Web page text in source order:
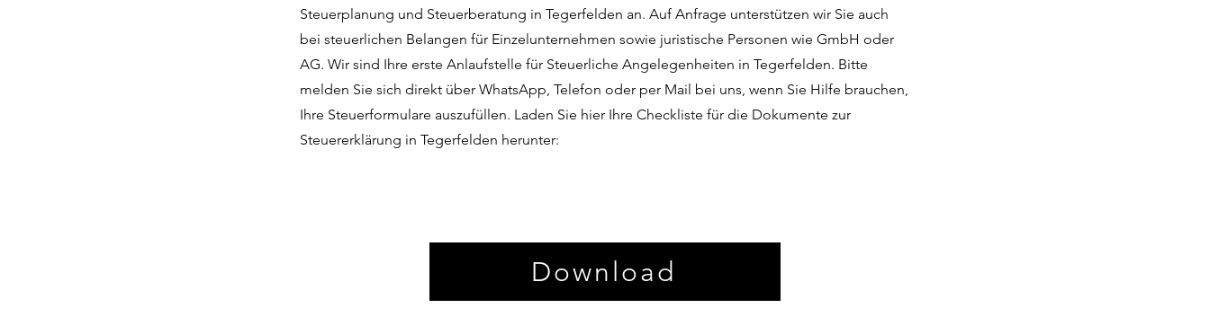
Steuerplanung und Steuerberatung in Tegerfelden an. Auf Anfrage unterstützen wir Sie auch
bei steuerlichen Belangen für Einzelunternehmen sowie juristische Personen wie GmbH oder
AG. Wir sind Ihre erste Anlaufstelle für Steuerliche Angelegenheiten in Tegerfelden. Bitte
melden Sie sich direkt über WhatsApp, Telefon oder per Mail bei uns, wenn Sie Hilfe brauchen,
Ihre Steuerformulare auszufüllen. Laden Sie hier Ihre Checkliste für die Dokumente zur
Steuererklärung in Tegerfelden herunter:
Download